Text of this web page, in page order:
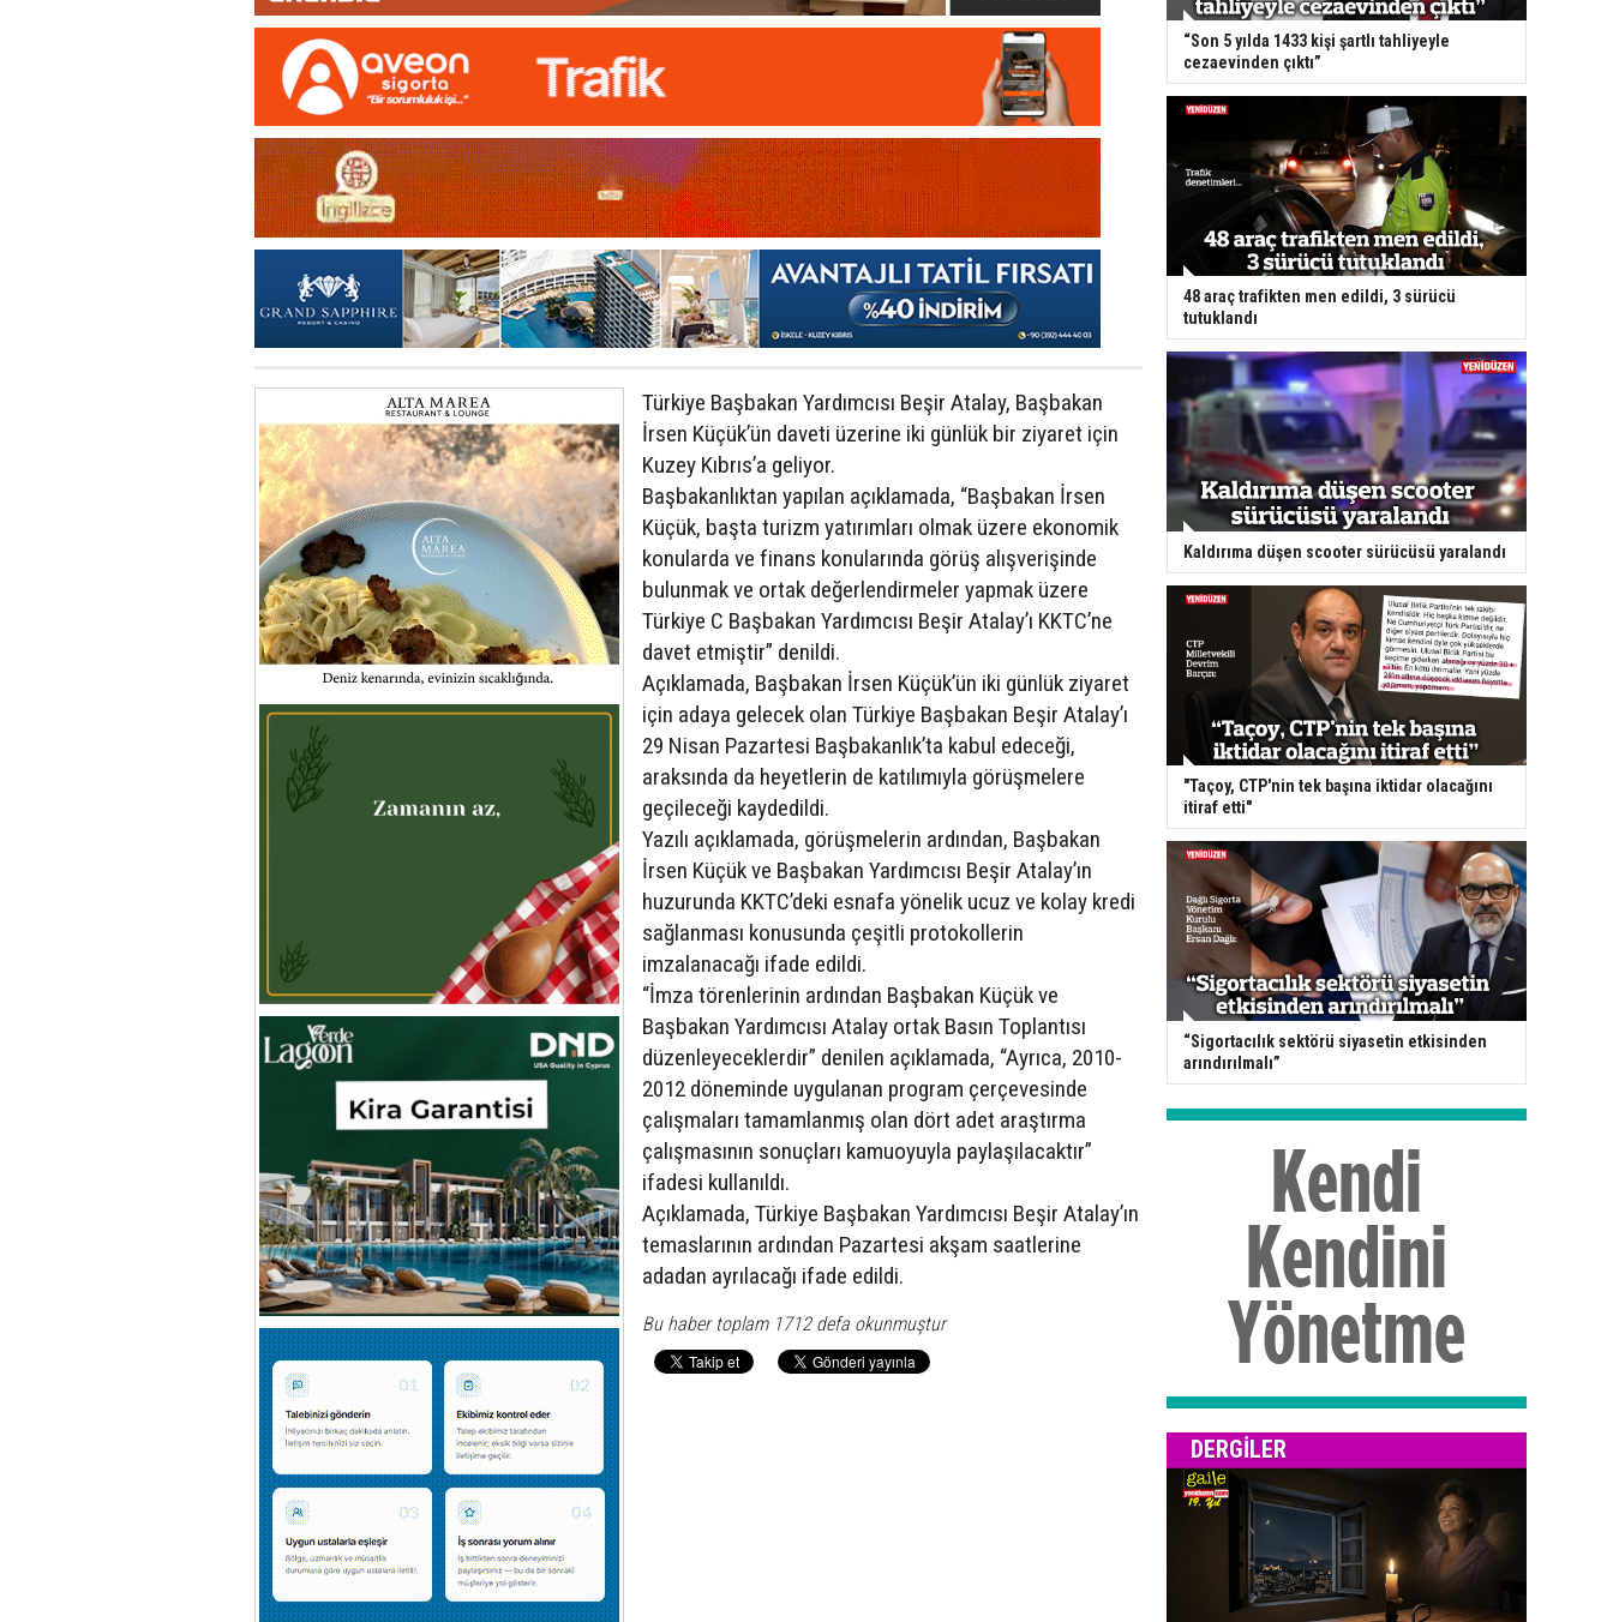
Türkiye Başbakan Yardımcısı Beşir Atalay, Başbakan
İrsen Küçük’ün daveti üzerine iki günlük bir ziyaret için
Kuzey Kıbrıs’a geliyor.
Başbakanlıktan yapılan açıklamada, “Başbakan İrsen
Küçük, başta turizm yatırımları olmak üzere ekonomik
konularda ve finans konularında görüş alışverişinde
bulunmak ve ortak değerlendirmeler yapmak üzere
Türkiye C Başbakan Yardımcısı Beşir Atalay’ı KKTC’ne
davet etmiştir” denildi.
Açıklamada, Başbakan İrsen Küçük’ün iki günlük ziyaret
için adaya gelecek olan Türkiye Başbakan Beşir Atalay’ı
29 Nisan Pazartesi Başbakanlık’ta kabul edeceği,
araksında da heyetlerin de katılımıyla görüşmelere
geçileceği kaydedildi.
Yazılı açıklamada, görüşmelerin ardından, Başbakan
İrsen Küçük ve Başbakan Yardımcısı Beşir Atalay’ın
huzurunda KKTC’deki esnafa yönelik ucuz ve kolay kredi
sağlanması konusunda çeşitli protokollerin
imzalanacağı ifade edildi.
“İmza törenlerinin ardından Başbakan Küçük ve
Başbakan Yardımcısı Atalay ortak Basın Toplantısı
düzenleyeceklerdir” denilen açıklamada, “Ayrıca, 2010-
2012 döneminde uygulanan program çerçevesinde
çalışmaları tamamlanmış olan dört adet araştırma
çalışmasının sonuçları kamuoyuyla paylaşılacaktır”
ifadesi kullanıldı.
Açıklamada, Türkiye Başbakan Yardımcısı Beşir Atalay’ın
temaslarının ardından Pazartesi akşam saatlerine
adadan ayrılacağı ifade edildi.
Bu haber toplam 1712 defa okunmuştur
“Son 5 yılda 1433 kişi şartlı tahliyeyle
cezaevinden çıktı”
48 araç trafikten men edildi, 3 sürücü
tutuklandı
Kaldırıma düşen scooter sürücüsü yaralandı
"Taçoy, CTP'nin tek başına iktidar olacağını
itiraf etti"
“Sigortacılık sektörü siyasetin etkisinden
arındırılmalı”
DERGILER